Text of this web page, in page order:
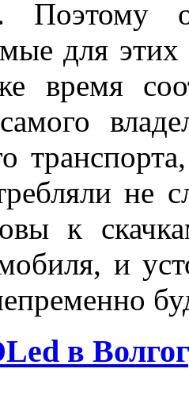
Поэтому
для
не
к
и
в